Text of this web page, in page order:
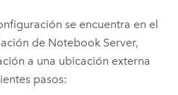
se encuentra en el
de Notebook Server,
a una ubicación externa
pasos: